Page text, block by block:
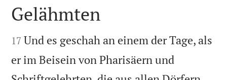

Gelähmten

17 Und es geschah an einem der Tage, als
er im Beisein von Pharisäern und